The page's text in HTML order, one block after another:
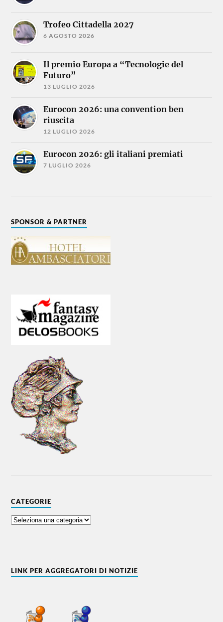
Trofeo Cittadella 2027
6 AGOSTO 2026
Il premio Europa a “Tecnologie del
Futuro”
13 LUGLIO 2026
Eurocon 2026: una convention ben
riuscita
12 LUGLIO 2026
Eurocon 2026: gli italiani premiati
7 LUGLIO 2026
SPONSOR & PARTNER
CATEGORIE
LINK PER AGGREGATORI DI NOTIZIE